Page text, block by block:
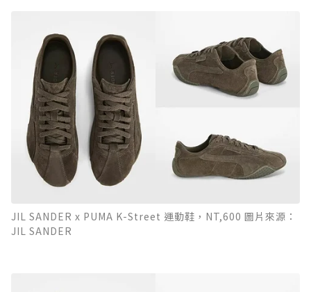
JIL SANDER x PUMA K-Street 運動鞋，NT,600 圖片來源：
JIL SANDER